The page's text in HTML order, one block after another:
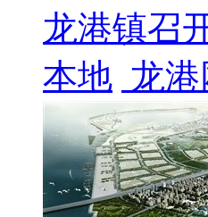
龙港镇召
本地 龙港